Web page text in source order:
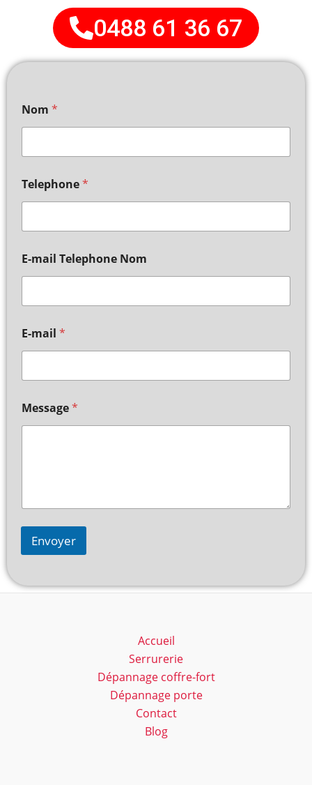
0488 61 36 67
Nom *
Telephone*
E-mail Telephone Nom
E-mail *
Message*
Envoyer
Accueil
Serrurerie
Dépannage coffre-fort
Dépannage porte
Contact
Blog